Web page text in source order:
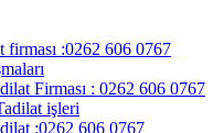
firması :0262 606 0767
Firması : 0262 606 0767
işleri
:0262 606 0767